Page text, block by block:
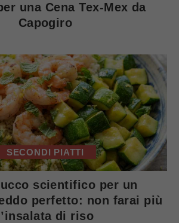
una Cena Tex-Mex da
Capogiro
SECONDI PIATTI
scientifico per un
perfetto: non farai più
l’insalata di riso